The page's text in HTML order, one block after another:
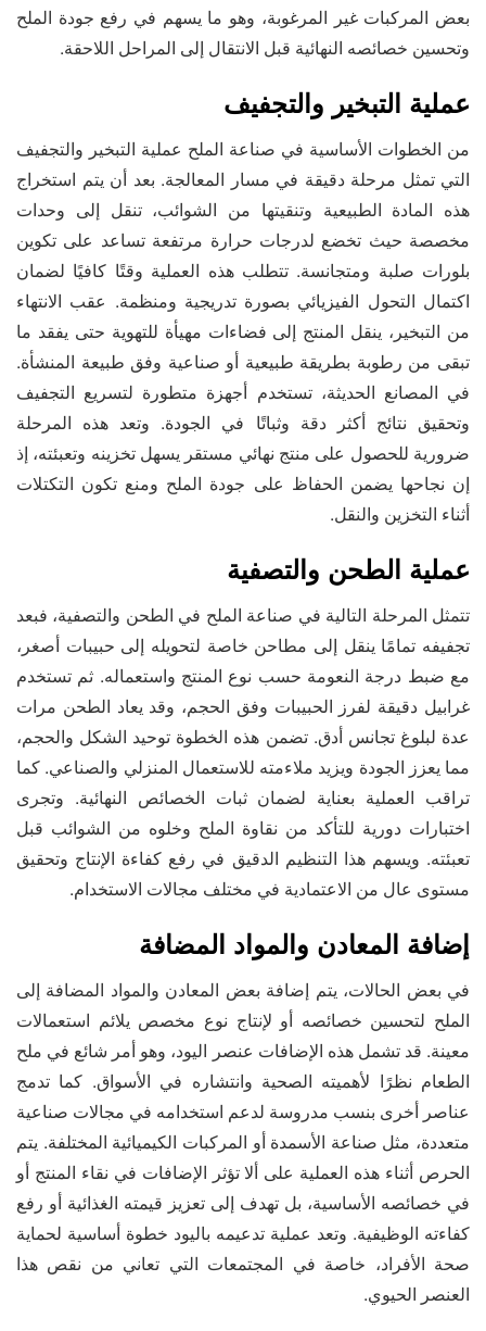
بعض المركبات غير المرغوبة، وهو ما يسهم في رفع جودة الملح
وتحسين خصائصه النهائية قبل الانتقال إلى المراحل اللاحقة.
عملية التبخير والتجفيف
من الخطوات الأساسية في صناعة الملح عملية التبخير والتجفيف
التي تمثل مرحلة دقيقة في مسار المعالجة. بعد أن يتم استخراج
هذه المادة الطبيعية وتنقيتها من الشوائب، تنقل إلى وحدات
مخصصة حيث تخضع لدرجات حرارة مرتفعة تساعد على تكوين
بلورات صلبة ومتجانسة. تتطلب هذه العملية وقتًا كافيًا لضمان
اكتمال التحول الفيزيائي بصورة تدريجية ومنظمة. عقب الانتهاء
من التبخير، ينقل المنتج إلى فضاءات مهيأة للتهوية حتى يفقد ما
تبقى من رطوبة بطريقة طبيعية أو صناعية وفق طبيعة المنشأة.
في المصانع الحديثة، تستخدم أجهزة متطورة لتسريع التجفيف
وتحقيق نتائج أكثر دقة وثباتًا في الجودة. وتعد هذه المرحلة
ضرورية للحصول على منتج نهائي مستقر يسهل تخزينه وتعبئته، إذ
إن نجاحها يضمن الحفاظ على جودة الملح ومنع تكون التكتلات
أثناء التخزين والنقل.
عملية الطحن والتصفية
تتمثل المرحلة التالية في صناعة الملح في الطحن والتصفية، فبعد
تجفيفه تمامًا ينقل إلى مطاحن خاصة لتحويله إلى حبيبات أصغر،
مع ضبط درجة النعومة حسب نوع المنتج واستعماله. ثم تستخدم
غرابيل دقيقة لفرز الحبيبات وفق الحجم، وقد يعاد الطحن مرات
عدة لبلوغ تجانس أدق. تضمن هذه الخطوة توحيد الشكل والحجم،
مما يعزز الجودة ويزيد ملاءمته للاستعمال المنزلي والصناعي. كما
تراقب العملية بعناية لضمان ثبات الخصائص النهائية. وتجرى
اختبارات دورية للتأكد من نقاوة الملح وخلوه من الشوائب قبل
تعبئته. ويسهم هذا التنظيم الدقيق في رفع كفاءة الإنتاج وتحقيق
مستوى عال من الاعتمادية في مختلف مجالات الاستخدام.
إضافة المعادن والمواد المضافة
في بعض الحالات، يتم إضافة بعض المعادن والمواد المضافة إلى
الملح لتحسين خصائصه أو لإنتاج نوع مخصص يلائم استعمالات
معينة. قد تشمل هذه الإضافات عنصر اليود، وهو أمر شائع في ملح
الطعام نظرًا لأهميته الصحية وانتشاره في الأسواق. كما تدمج
عناصر أخرى بنسب مدروسة لدعم استخدامه في مجالات صناعية
متعددة، مثل صناعة الأسمدة أو المركبات الكيميائية المختلفة. يتم
الحرص أثناء هذه العملية على ألا تؤثر الإضافات في نقاء المنتج أو
في خصائصه الأساسية، بل تهدف إلى تعزيز قيمته الغذائية أو رفع
كفاءته الوظيفية. وتعد عملية تدعيمه باليود خطوة أساسية لحماية
صحة الأفراد، خاصة في المجتمعات التي تعاني من نقص هذا
العنصر الحيوي.